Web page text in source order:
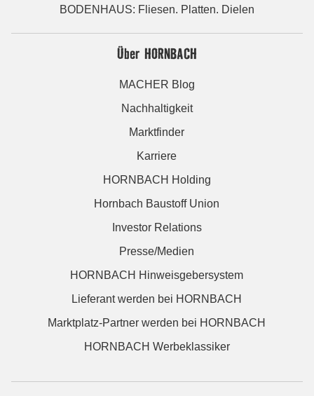
BODENHAUS: Fliesen. Platten. Dielen
Über HORNBACH
MACHER Blog
Nachhaltigkeit
Marktfinder
Karriere
HORNBACH Holding
Hornbach Baustoff Union
Investor Relations
Presse/Medien
HORNBACH Hinweisgebersystem
Lieferant werden bei HORNBACH
Marktplatz-Partner werden bei HORNBACH
HORNBACH Werbeklassiker